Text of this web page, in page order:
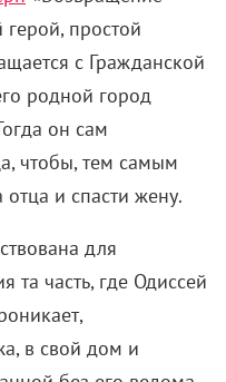
Готэма тут
такие придирки
Торном в качестве
«Одиссеи»,
звучит еще
реалии
точностью,
фильтр.
Джорджа Лукаса